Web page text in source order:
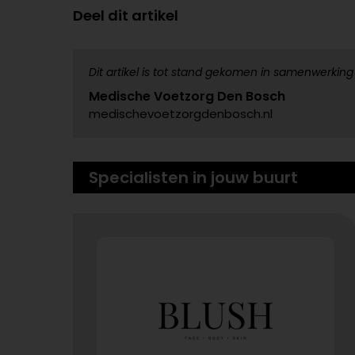
Deel dit artikel
Dit artikel is tot stand gekomen in
Medische Voetzorg Den Bosch
medischevoetzorgdenbosch.nl
Specialisten in jouw buurt